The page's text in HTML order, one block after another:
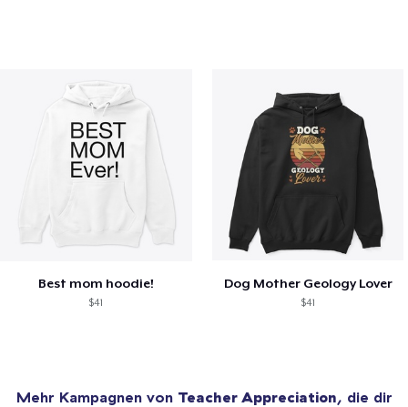
Best mom hoodie!
$41
Dog Mother Geology Lover
$41
Mehr Kampagnen von Teacher Appreciation, die dir